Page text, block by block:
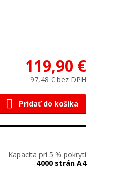
119,90 €
97,48 € bez DPH
Pridať do košíka
Kapacita pri 5 % pokrytí
4000 strán A4